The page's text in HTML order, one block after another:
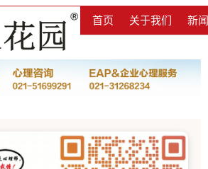
首页 关于我们 新